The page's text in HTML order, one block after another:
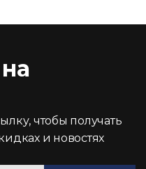
чтобы получать
и новостях